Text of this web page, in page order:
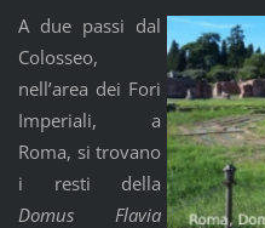
A due passi dal
Colosseo,
nell’area dei Fori
Imperiali, a
Roma, si trovano
i resti della
Domus
Flavia